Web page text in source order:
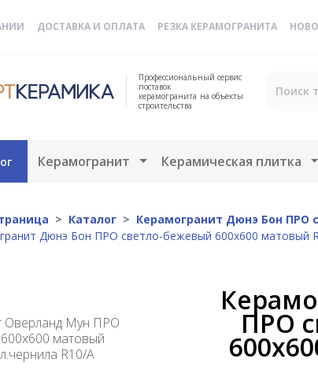
ДОСТАВКА И ОПЛАТА РЕЗКА КЕРАМОГРАНИТА
Профессиональный сервис
поставок
керамогранита на объекты
строительства
Керамогранит Открыть меню
Керамическая плитка
Каталог
Керамогранит Дюнэ Бон ПРО
Дюнэ Бон ПРО светло-бежевый 600x600 матовый
Оверланд Мун ПРО
матовый
R10/A
ПРО